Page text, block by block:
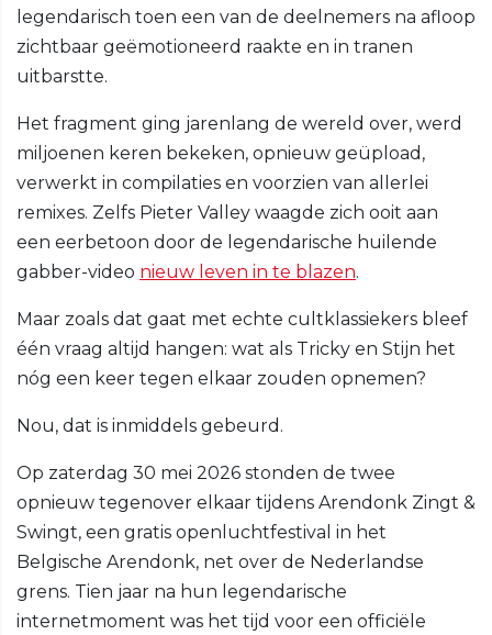
legendarisch toen een van de deelnemers na afloop
zichtbaar geëmotioneerd raakte en in tranen
uitbarstte.
Het fragment ging jarenlang de wereld over, werd
miljoenen keren bekeken, opnieuw geüpload,
verwerkt in compilaties en voorzien van allerlei
remixes. Zelfs Pieter Valley waagde zich ooit aan
een eerbetoon door de legendarische huilende
gabber-video nieuw leven in te blazen.
Maar zoals dat gaat met echte cultklassiekers bleef
één vraag altijd hangen: wat als Tricky en Stijn het
nóg een keer tegen elkaar zouden opnemen?
Nou, dat is inmiddels gebeurd.
Op zaterdag 30 mei 2026 stonden de twee
opnieuw tegenover elkaar tijdens Arendonk Zingt &
Swingt, een gratis openluchtfestival in het
Belgische Arendonk, net over de Nederlandse
grens. Tien jaar na hun legendarische
internetmoment was het tijd voor een officiële